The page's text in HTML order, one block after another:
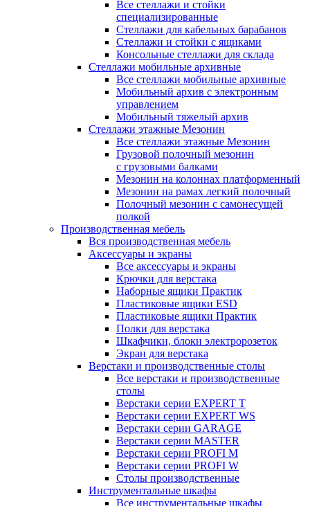
Все стеллажи и стойки
специализированные
Стеллажи для кабельных барабанов
Стеллажи и стойки с ящиками
Консольные стеллажи для склада
Стеллажи мобильные архивные
Все стеллажи мобильные архивные
Мобильный архив с электронным
управлением
Мобильный тяжелый архив
Стеллажи этажные Мезонин
Все стеллажи этажные Мезонин
Грузовой полочный мезонин
с грузовыми балками
Мезонин на колоннах платформенный
Мезонин на рамах легкий полочный
Полочный мезонин с самонесущей
полкой
Производственная мебель
Вся производственная мебель
Аксессуары и экраны
Все аксессуары и экраны
Крючки для верстака
Наборные ящики Практик
Пластиковые ящики ESD
Пластиковые ящики Практик
Полки для верстака
Шкафчики, блоки электророзеток
Экран для верстака
Верстаки и производственные столы
Все верстаки и производственные
столы
Верстаки серии EXPERT T
Верстаки серии EXPERT WS
Верстаки серии GARAGE
Верстаки серии MASTER
Верстаки серии PROFI M
Верстаки серии PROFI W
Столы производственные
Инструментальные шкафы
Все инструментальные шкафы